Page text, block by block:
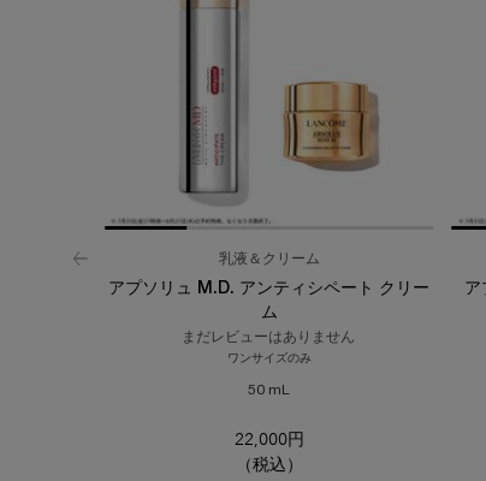
乳液＆クリーム
アプソリュ M.D. アンティシペート クリー
ム
まだレビューはありません
ワンサイズのみ
50 mL
22,000円
（税込）